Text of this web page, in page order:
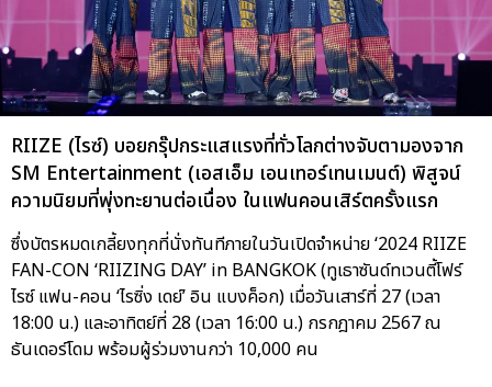
RIIZE (ไรซ์) บอยกรุ๊ปกระแสแรงที่ทั่วโลกต่างจับตามองจาก
SM Entertainment (เอสเอ็ม เอนเทอร์เทนเมนต์) พิสูจน์
ความนิยมที่พุ่งทะยานต่อเนื่อง ในแฟนคอนเสิร์ตครั้งแรก
ซึ่งบัตรหมดเกลี้ยงทุกที่นั่งทันทีภายในวันเปิดจำหน่าย ‘2024 RIIZE
FAN-CON ‘RIIZING DAY’ in BANGKOK (ทูเธาซันด์ทเวนตี้โฟร์
ไรซ์ แฟน-คอน ‘ไรซิ่ง เดย์’ อิน แบงค็อก) เมื่อวันเสาร์ที่ 27 (เวลา
18:00 น.) และอาทิตย์ที่ 28 (เวลา 16:00 น.) กรกฎาคม 2567 ณ
ธันเดอร์โดม พร้อมผู้ร่วมงานกว่า 10,000 คน